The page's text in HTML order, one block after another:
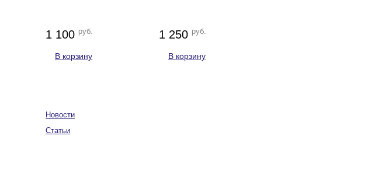
1 100 руб.
В корзину
1 250 руб.
В корзину
Новости
Статьи